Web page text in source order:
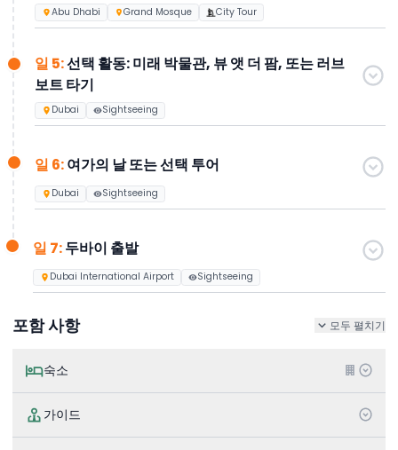
Abu Dhabi Grand Mosque City Tour
일 5:선택 활동: 미래 박물관, 뷰 앳 더 팜, 또는 러브
보트 타기
Dubai Sightseeing
일 6:여가의 날 또는 선택 투어
Dubai Sightseeing
일 7:두바이 출발
Dubai International Airport Sightseeing
포함 사항 모두 펼치기
숙소
가이드